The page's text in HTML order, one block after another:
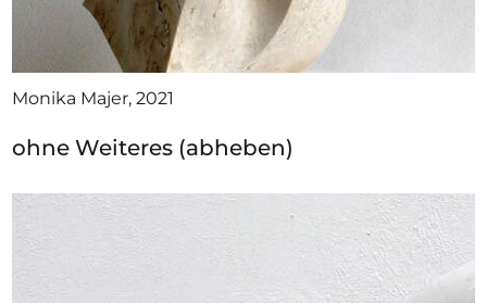
Monika Majer, 2021
ohne Weiteres (abheben)